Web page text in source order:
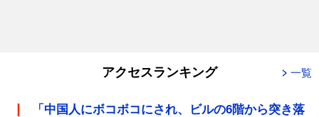
アクセスランキング 一覧
「中国人にボコボコにされ、ビルの6階から突き落